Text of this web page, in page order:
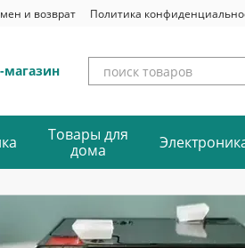
и возврат Политика
магазин
Товары для
дома